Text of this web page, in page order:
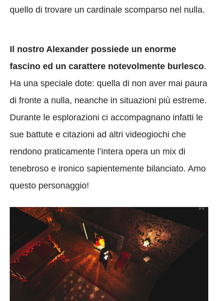
quello di trovare un cardinale scomparso nel nulla.
Il nostro Alexander possiede un enorme
fascino ed un carattere notevolmente burlesco.
Ha una speciale dote: quella di non aver mai paura
di fronte a nulla, neanche in situazioni più estreme.
Durante le esplorazioni ci accompagnano infatti le
sue battute e citazioni ad altri videogiochi che
rendono praticamente l’intera opera un mix di
tenebroso e ironico sapientemente bilanciato. Amo
questo personaggio!